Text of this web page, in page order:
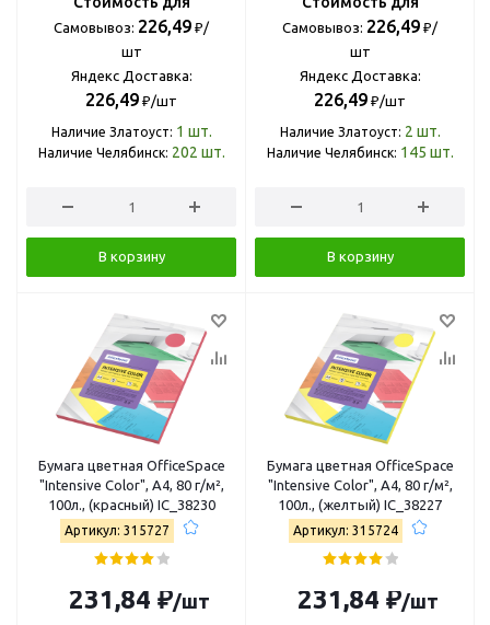
Самовывоз: 226,49 ₽/
шт
Яндекс Доставка:
226,49 ₽/шт
Наличие Златоуст: 1 шт.
Наличие Челябинск: 202 шт.
В корзину
Самовывоз: 226,49 ₽/
шт
Яндекс Доставка:
226,49 ₽/шт
Наличие Златоуст: 2 шт.
Наличие Челябинск: 145 шт.
В корзину
Бумага цветная OfficeSpace
"Intensive Color", A4, 80 г/м²,
100л., (красный) IC_38230
Артикул: 315727
231,84 ₽/шт
Бумага цветная OfficeSpace
"Intensive Color", A4, 80 г/м²,
100л., (желтый) IC_38227
Артикул: 315724
231,84 ₽/шт